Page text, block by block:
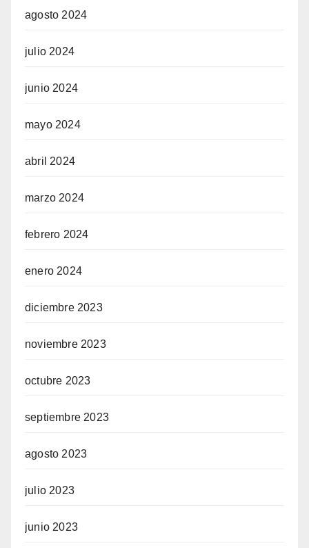
agosto 2024
julio 2024
junio 2024
mayo 2024
abril 2024
marzo 2024
febrero 2024
enero 2024
diciembre 2023
noviembre 2023
octubre 2023
septiembre 2023
agosto 2023
julio 2023
junio 2023